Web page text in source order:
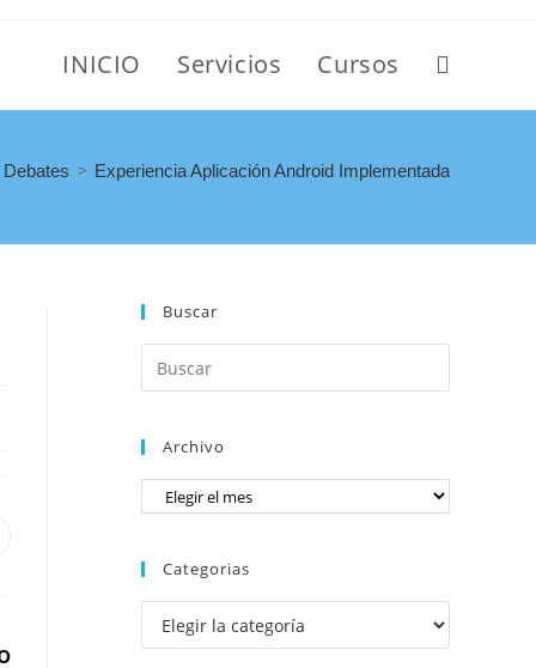
INICIO Servicios Cursos
Debates > Experiencia Aplicación Android Implementada
Buscar
Archivo
Categorias